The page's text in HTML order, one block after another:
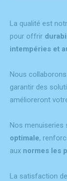
La qualité est
pour offrir
intempéries et
Nous
garantir des
amélioreront
Nos
optimale,
aux normes les
La satisfaction